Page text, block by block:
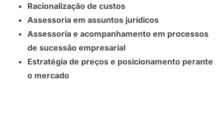
Racionalização de custos
Assessoria em assuntos jurídicos
Assessoria e acompanhamento em processos
de sucessão empresarial
Estratégia de preços e posicionamento perante
o mercado